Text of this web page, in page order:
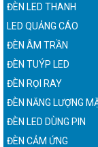
ĐÈN LED THANH
LED QUẢNG CÁO
ĐÈN ÂM TRẦN
ĐÈN TUÝP LED
ĐÈN RỌI RAY
ĐÈN NĂNG LƯỢNG
ĐÈN LED DÙNG PIN
ĐÈN CẢM ỨNG